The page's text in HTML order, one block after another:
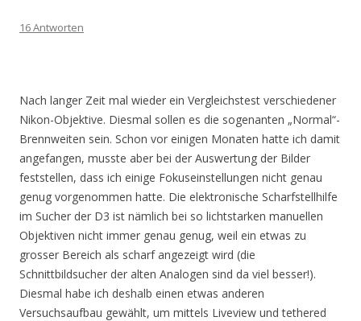
16 Antworten
Nach langer Zeit mal wieder ein Vergleichstest verschiedener
Nikon-Objektive. Diesmal sollen es die sogenanten „Normal“-
Brennweiten sein. Schon vor einigen Monaten hatte ich damit
angefangen, musste aber bei der Auswertung der Bilder
feststellen, dass ich einige Fokuseinstellungen nicht genau
genug vorgenommen hatte. Die elektronische Scharfstellhilfe
im Sucher der D3 ist nämlich bei so lichtstarken manuellen
Objektiven nicht immer genau genug, weil ein etwas zu
grosser Bereich als scharf angezeigt wird (die
Schnittbildsucher der alten Analogen sind da viel besser!).
Diesmal habe ich deshalb einen etwas anderen
Versuchsaufbau gewählt, um mittels Liveview und tethered